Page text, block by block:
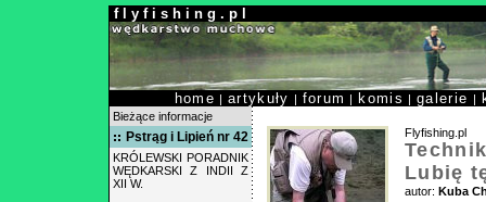
f l y f i s h i n g . p l
home |artykuły | forum | komis |galerie |
Bieżące informacje
Pstrąg i Lipień nr 42
KRÓLEWSKI PORADNIK
WĘDKARSKI Z INDII Z
XII W.
Flyfishing.pl
Lubię
autor: Kuba